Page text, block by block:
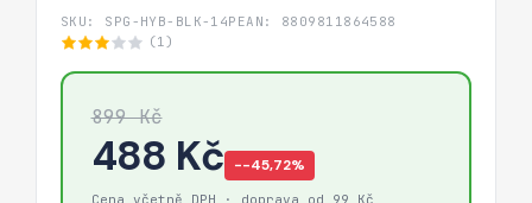
SKU: SPG-HYB-BLK-14P EAN: 8809811864588
(1)
899 Kč
488 Kč −-45,72%
Cena včetně DPH · doprava od 99 Kč